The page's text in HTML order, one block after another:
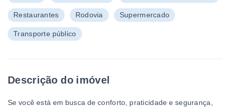
Restaurantes Rodovia Supermercado
Transporte público
Descrição do imóvel
Se você está em busca de conforto, praticidade e segurança,